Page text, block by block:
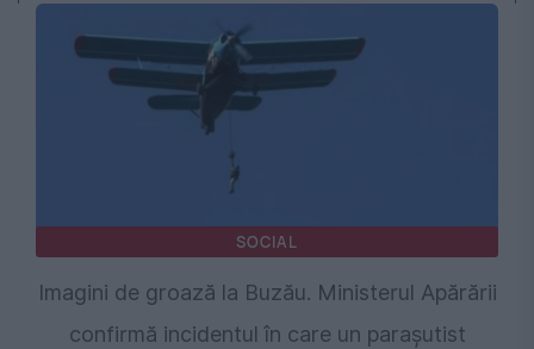
SOCIAL
Imagini de groază la Buzău. Ministerul Apărării
confirmă incidentul în care un parașutist